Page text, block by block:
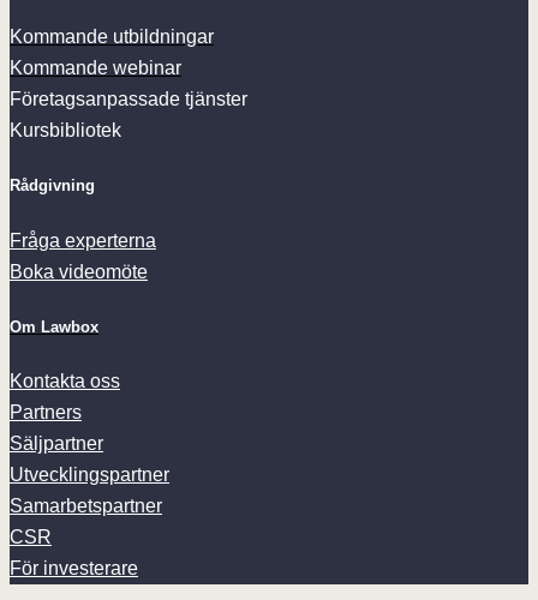
Kommande utbildningar
Kommande webinar
Företagsanpassade tjänster
Kursbibliotek
Rådgivning
Fråga experterna
Boka videomöte
Om Lawbox
Kontakta oss
Partners
Säljpartner
Utvecklingspartner
Samarbetspartner
CSR
För investerare